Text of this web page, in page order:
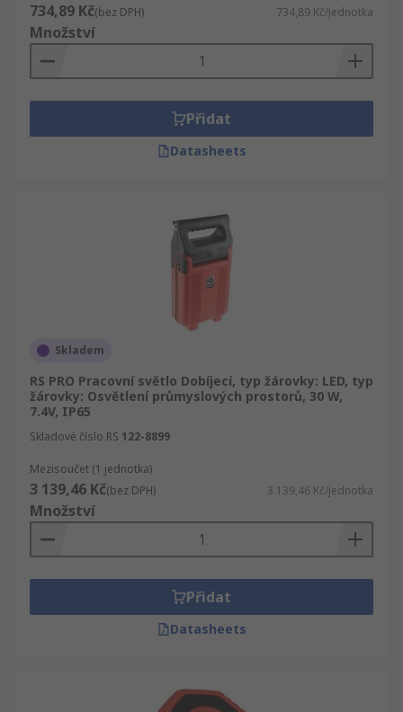
734,89 Kč(bez DPH) 734,89 Kč/jednotka
Množství
Přidat
Datasheets
Skladem
RS PRO Pracovní světlo Dobíjecí, typ žárovky: LED, typ
žárovky: Osvětlení průmyslových prostorů, 30 W,
7.4V, IP65
Skladové číslo RS 122-8899
Mezisoučet (1 jednotka)
3 139,46 Kč(bez DPH) 3 139,46 Kč/jednotka
Množství
Přidat
Datasheets